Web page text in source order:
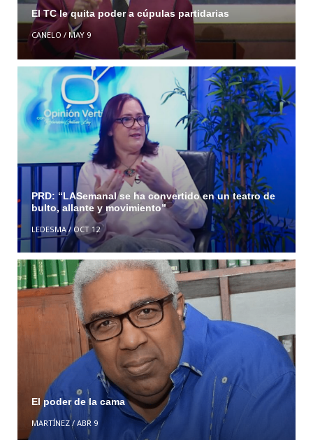
El TC le quita poder a cúpulas partidarias
CANELO / MAY 9
PRD: “LASemanal se ha convertido en un teatro de
bulto, allante y movimiento”
LEDESMA/ OCT 12
El poder de la cama
MARTÍNEZ/ ABR 9